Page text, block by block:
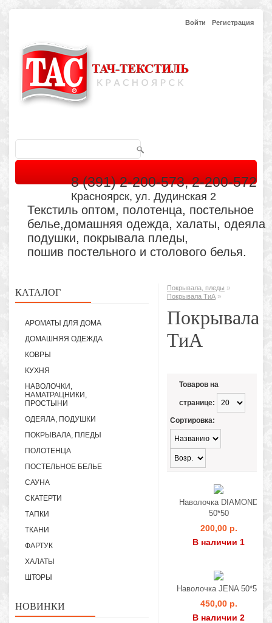
Войти Регистрация
8 (391) 2-200-573, 2-200-572
Красноярск, ул. Дудинская 2
Текстиль оптом, полотенца, постельное
белье,домашняя одежда, халаты, одеяла
подушки, покрывала пледы,
пошив постельного и столового белья.
КАТАЛОГ
АРОМАТЫ ДЛЯ ДОМА
ДОМАШНЯЯ ОДЕЖДА
КОВРЫ
КУХНЯ
НАВОЛОЧКИ,
НАМАТРАЦНИКИ,
ПРОСТЫНИ
ОДЕЯЛА, ПОДУШКИ
ПОКРЫВАЛА, ПЛЕДЫ
ПОЛОТЕНЦА
ПОСТЕЛЬНОЕ БЕЛЬЕ
САУНА
СКАТЕРТИ
ТАПКИ
ТКАНИ
ФАРТУК
ХАЛАТЫ
ШТОРЫ
НОВИНКИ
Покрывала, пледы »
Покрывала ТиА »
Покрывала
ТиА
Товаров на
странице:
Сортировка:
Наволочка DIAMOND
50*50
200,00 р.
В наличии 1
Наволочка JENA 50*50
450,00 р.
В наличии 2